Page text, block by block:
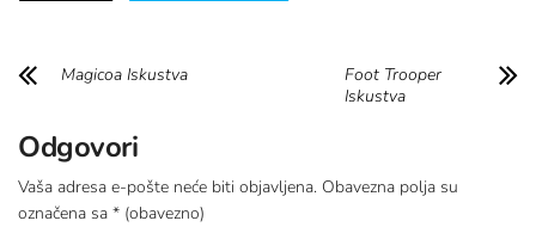
Magicoa Iskustva
Foot Trooper
Iskustva
Odgovori
Vaša adresa e-pošte neće biti objavljena. Obavezna polja su
označena sa * (obavezno)